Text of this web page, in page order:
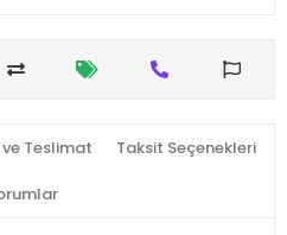
Teslimat Taksit Seçenekleri